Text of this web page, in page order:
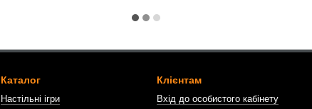
Каталог
Настільні ігри
Клієнтам
Вхід до особистого кабінету